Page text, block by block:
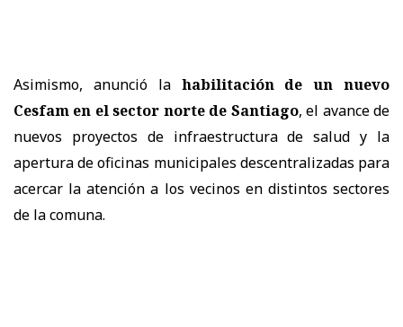
Asimismo, anunció la habilitación de un nuevo
Cesfam en el sector norte de Santiago, el avance de
nuevos proyectos de infraestructura de salud y la
apertura de oficinas municipales descentralizadas para
acercar la atención a los vecinos en distintos sectores
de la comuna.